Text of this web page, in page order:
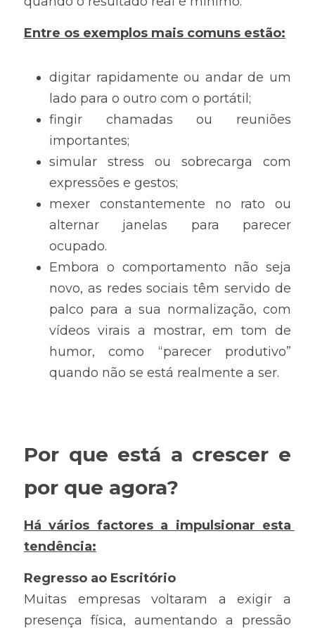
Entre os exemplos mais comuns estão:
digitar rapidamente ou andar de um
lado para o outro com o portátil;
fingir chamadas ou reuniões
importantes;
simular stress ou sobrecarga com
expressões e gestos;
mexer constantemente no rato ou
alternar janelas para parecer
ocupado.
Embora o comportamento não seja
novo, as redes sociais têm servido de
palco para a sua normalização, com
vídeos virais a mostrar, em tom de
humor, como “parecer produtivo”
quando não se está realmente a ser.
Por que está a crescer e
por que agora?
Há vários factores a impulsionar esta
tendência:
Regresso ao Escritório
Muitas empresas voltaram a exigir a
presença física, aumentando a pressão